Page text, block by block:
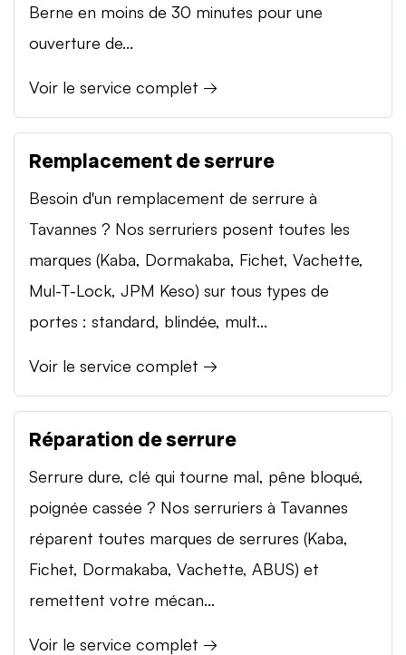
Berne en moins de 30 minutes pour une
ouverture de...
Voir le service complet →
Remplacement de serrure
Besoin d'un remplacement de serrure à
Tavannes ? Nos serruriers posent toutes les
marques (Kaba, Dormakaba, Fichet, Vachette,
Mul-T-Lock, JPM Keso) sur tous types de
portes : standard, blindée, mult...
Voir le service complet →
Réparation de serrure
Serrure dure, clé qui tourne mal, pêne bloqué,
poignée cassée ? Nos serruriers à Tavannes
réparent toutes marques de serrures (Kaba,
Fichet, Dormakaba, Vachette, ABUS) et
remettent votre mécan...
Voir le service complet →